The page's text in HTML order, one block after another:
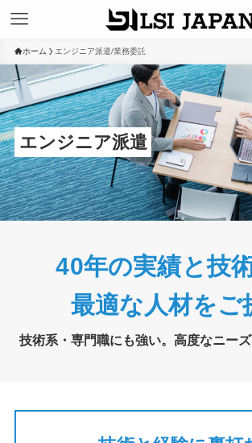
ホーム エンジニア派遣/業務委託
エンジニア派遣
40年の実績と技
最適な人材をご
技術系・専門職にも強い。高度なニーズ